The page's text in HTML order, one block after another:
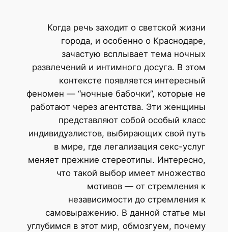
Когда речь заходит о светской
города, и особенно о
зачастую всплывает тема
развлечений и интимного досуга. В
контексте появляется
феномен — “ночные бабочки”, которые
работают через агентства. Эти
представляют собой особый
индивидуалистов, выбирающих свой
в мире, где легализация секс-
меняет прежние стереотипы.
что такой выбор имеет
мотивов — от стремления
независимости до стремления
самовыражению. В данной статье
углубимся в этот мир, обмозгуем,